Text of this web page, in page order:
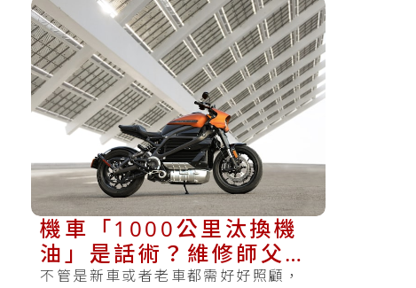
機車「1000公里汰換機
油」是話術？維修師父跟
你說這個時候就該更換
不管是新車或者老車都需好好照顧，